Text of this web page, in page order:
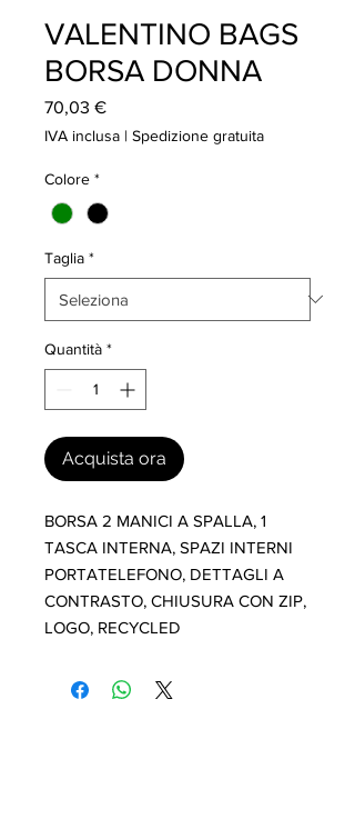
VALENTINO BAGS
BORSA DONNA
70,03 €Prezzo
IVA inclusa | Spedizione gratuita
Colore *
Taglia *
Quantità *
Acquista ora
BORSA 2 MANICI A SPALLA, 1
TASCA INTERNA, SPAZI INTERNI
PORTATELEFONO, DETTAGLI A
CONTRASTO, CHIUSURA CON ZIP,
LOGO, RECYCLED